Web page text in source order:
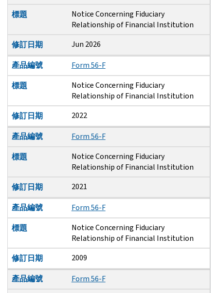
標題
Notice Concerning Fiduciary
Relationship of Financial Institution
修訂日期
Jun 2026
產品編號
Form 56-F
標題
Notice Concerning Fiduciary
Relationship of Financial Institution
修訂日期
2022
產品編號
Form 56-F
標題
Notice Concerning Fiduciary
Relationship of Financial Institution
修訂日期
2021
產品編號
Form 56-F
標題
Notice Concerning Fiduciary
Relationship of Financial Institution
修訂日期
2009
產品編號
Form 56-F